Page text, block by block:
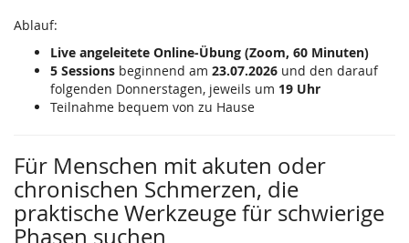
Ablauf:
Live angeleitete Online-Übung (Zoom, 60 Minuten)
5 Sessions beginnend am 23.07.2026 und den darauf
folgenden Donnerstagen, jeweils um 19 Uhr
Teilnahme bequem von zu Hause
Für Menschen mit akuten oder
chronischen Schmerzen, die
praktische Werkzeuge für schwierige
Phasen suchen